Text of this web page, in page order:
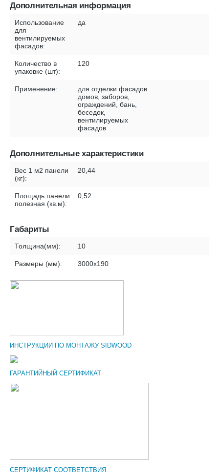
Дополнительная информация
Использование
для
вентилируемых
фасадов:
да
Количество в
упаковке (шт):
120
Применение:
для отделки фасадов
домов, заборов,
ограждений, бань,
беседок,
вентилируемых
фасадов
Дополнительные характеристики
Вес 1 м2 панели
(кг):
20,44
Площадь панели
полезная (кв.м):
0,52
Габариты
Толщина(мм): 10
Размеры (мм): 3000х190
ИНСТРУКЦИИ ПО МОНТАЖУ SIDWOOD
ГАРАНТИЙНЫЙ СЕРТИФИКАТ
СЕРТИФИКАТ СООТВЕТСТВИЯ